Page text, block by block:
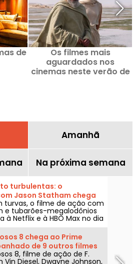
de
Os filmes mais
aguardados nos
cinemas neste verão de
Amanhã
Na próxima semana
turbulentas: o
Jason Statham chega
Max
turvas, o filme de ação com
e tubarões-megalodônios
à Netflix e à HBO Max no dia
2026.
8 chega ao Prime
de 9 outros filmes
8, filme de ação de F.
Vin Diesel, Dwayne Johnson,